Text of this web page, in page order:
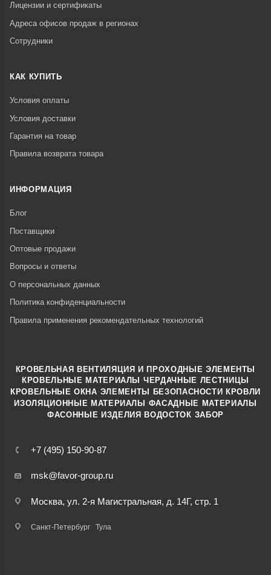
Лицензии и сертификаты
Адреса офисов продаж в регионах
Сотрудники
КАК КУПИТЬ
Условия оплаты
Условия доставки
Гарантия на товар
Правила возврата товара
ИНФОРМАЦИЯ
Блог
Поставщики
Оптовые продажи
Вопросы и ответы
О персональных данных
Политика конфиденциальности
Правила применения рекомендательных технологий
+7 (495) 150-90-87
msk@favor-group.ru
Москва, ул. 2-я Магистральная, д. 14Г, стр. 1
Санкт-Петербург Тула
КРОВЕЛЬНАЯ ВЕНТИЛЯЦИЯ И ПРОХОДНЫЕ ЭЛЕМЕНТЫ
КРОВЕЛЬНЫЕ МАТЕРИАЛЫ ·ЧЕРДАЧНЫЕ ЛЕСТНИЦЫ
КРОВЕЛЬНЫЕ ОКНА ·ЭЛЕМЕНТЫ БЕЗОПАСНОСТИ КРОВЛИ
ИЗОЛЯЦИОННЫЕ МАТЕРИАЛЫ ·ФАСАДНЫЕ МАТЕРИАЛЫ
ФАСОННЫЕ ИЗДЕЛИЯ·ВОДОСТОК ·ЗАБОР